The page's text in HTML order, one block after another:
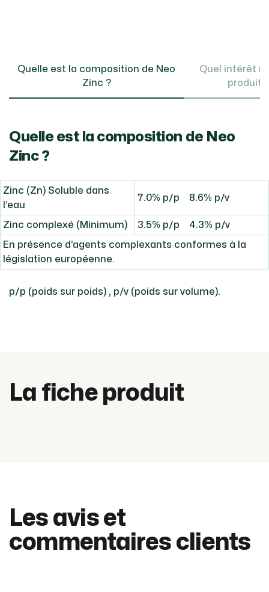
Quelle est la composition de Neo
Zinc ?
Quel intérêt
produit
Quelle est la composition de Neo
Zinc ?
Zinc (Zn) Soluble dans
l’eau
7.0% p/p 8.6% p/v
Zinc complexé (Minimum) 3.5% p/p 4.3% p/v
En présence d’agents complexants conformes à la
législation européenne.
p/p (poids sur poids) , p/v (poids sur volume).
La fiche produit
Les avis et
commentaires clients